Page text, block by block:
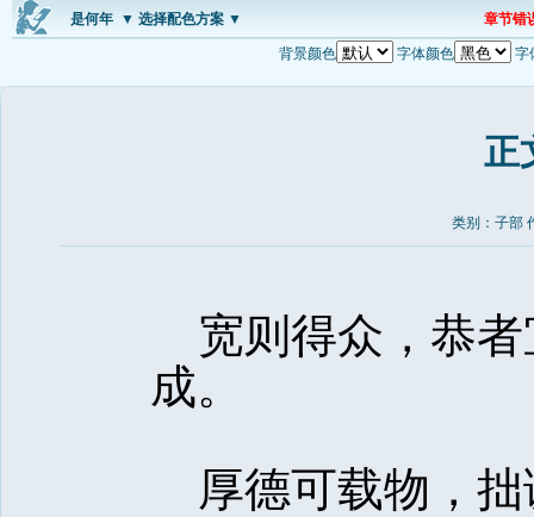
是何年 ▼ 选择配色方案 ▼ 章节错
背景颜色 字体颜色 字
正
类别：子部
宽则得众，恭者
成。
厚德可载物，拙